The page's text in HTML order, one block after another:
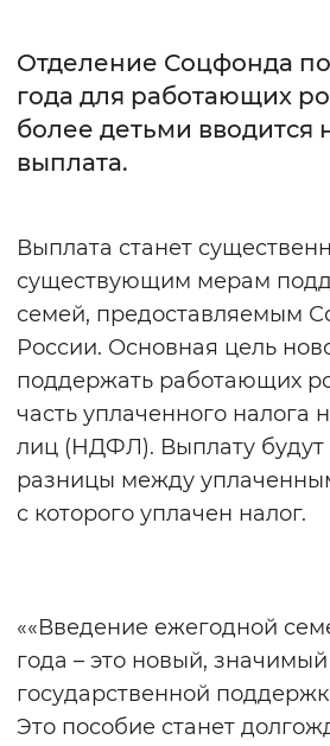
Без засечек
Интервал
Цвет
Монохромный
Синий
Включены
Звуковой
Вернуть
Отделение Соцфонда по
года для работающих
более детьми вводится
выплата.
Выплата станет
существующим мерам
семей, предоставляемым
России. Основная цель
поддержать работающих
часть уплаченного налога
лиц (НДФЛ). Выплату будут
разницы между
с которого уплачен налог.
««Введение ежегодной
года – это новый,
государственной
Это пособие станет